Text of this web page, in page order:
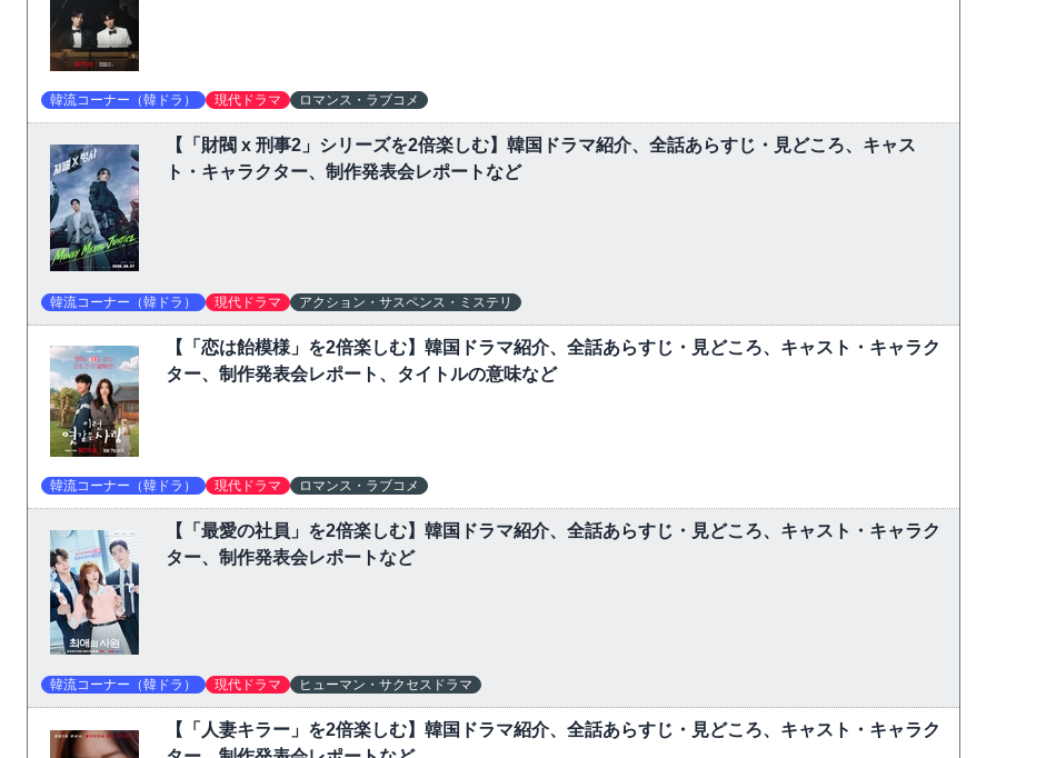
韓流コーナー（韓ドラ） 現代ドラマ ロマンス・ラブコメ
【「財閥 x 刑事2」シリーズを2倍楽しむ】韓国ドラマ紹介、全話あらすじ・見どころ、キャス
ト・キャラクター、制作発表会レポートなど
韓流コーナー（韓ドラ） 現代ドラマ アクション・サスペンス・ミステリ
【「恋は飴模様」を2倍楽しむ】韓国ドラマ紹介、全話あらすじ・見どころ、キャスト・キャラク
ター、制作発表会レポート、タイトルの意味など
韓流コーナー（韓ドラ） 現代ドラマ ロマンス・ラブコメ
【「最愛の社員」を2倍楽しむ】韓国ドラマ紹介、全話あらすじ・見どころ、キャスト・キャラク
ター、制作発表会レポートなど
韓流コーナー（韓ドラ） 現代ドラマ ヒューマン・サクセスドラマ
【「人妻キラー」を2倍楽しむ】韓国ドラマ紹介、全話あらすじ・見どころ、キャスト・キャラク